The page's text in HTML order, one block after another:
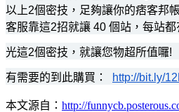
以上2個密技，足夠讓你的痞客邦
客服靠這2招就讓 40 個站，每站
光這2個密技，就讓您物超所值囉!
有需要的到此購買： http://bit.ly/
本文源自： http://